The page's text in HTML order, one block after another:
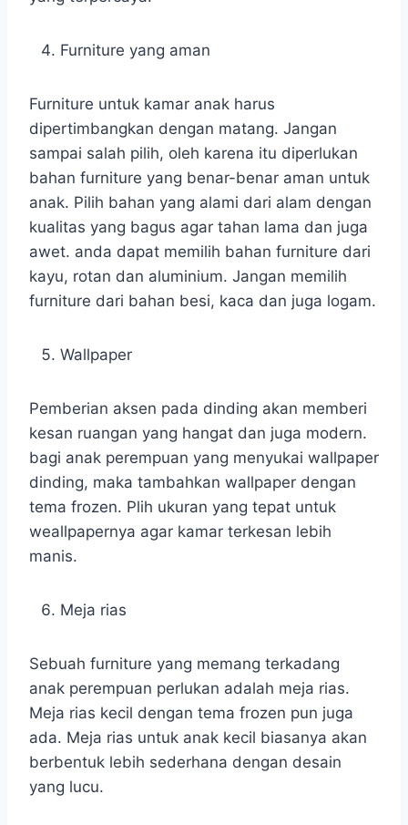
Furniture yang aman
Furniture untuk kamar anak harus
dipertimbangkan dengan matang. Jangan
sampai salah pilih, oleh karena itu diperlukan
bahan furniture yang benar-benar aman untuk
anak. Pilih bahan yang alami dari alam dengan
kualitas yang bagus agar tahan lama dan juga
awet. anda dapat memilih bahan furniture dari
kayu, rotan dan aluminium. Jangan memilih
furniture dari bahan besi, kaca dan juga logam.
Wallpaper
Pemberian aksen pada dinding akan memberi
kesan ruangan yang hangat dan juga modern.
bagi anak perempuan yang menyukai wallpaper
dinding, maka tambahkan wallpaper dengan
tema frozen. Plih ukuran yang tepat untuk
weallpapernya agar kamar terkesan lebih
manis.
Meja rias
Sebuah furniture yang memang terkadang
anak perempuan perlukan adalah meja rias.
Meja rias kecil dengan tema frozen pun juga
ada. Meja rias untuk anak kecil biasanya akan
berbentuk lebih sederhana dengan desain
yang lucu.